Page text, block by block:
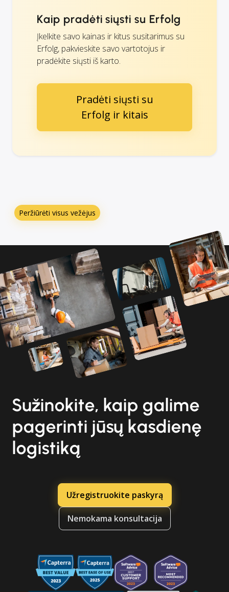
Kaip pradėti siųsti su Erfolg
Įkelkite savo kainas ir kitus susitarimus su
Erfolg, pakvieskite savo vartotojus ir
pradėkite siųsti iš karto.
Pradėti siųsti su
Erfolg ir kitais
Peržiūrėti visus vežėjus
Sužinokite, kaip galime
pagerinti jūsų kasdienę
logistiką
Užregistruokite paskyrą
Nemokama konsultacija